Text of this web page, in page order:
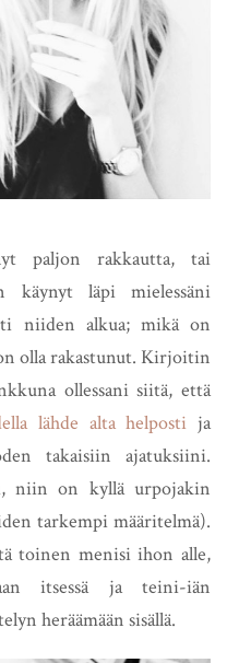
paljon rakkautta, tai
käynyt läpi mielessäni
niiden alkua; mikä on
olla rakastunut. Kirjoitin
ollessani siitä, että
lähde alta helposti ja
takaisiin ajatuksiini.
niin on kyllä urpojakin
tarkempi määritelmä).
toinen menisi ihon alle,
itsessä ja teini-iän
heräämään sisällä.